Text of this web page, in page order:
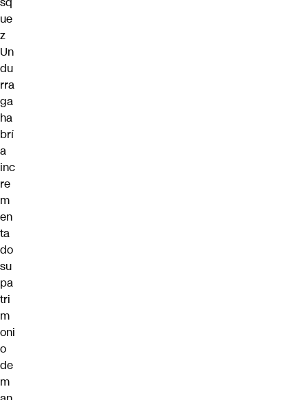
ue
z
Un
du
rra
ga
ha
brí
a
inc
re
m
en
ta
do
su
pa
tri
m
oni
o
de
m